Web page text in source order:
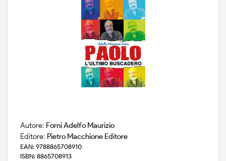
Autore: Forni Adelfo Maurizio
Editore: Pietro Macchione Editore
EAN: 9788865708910
ISBN: 8865708913